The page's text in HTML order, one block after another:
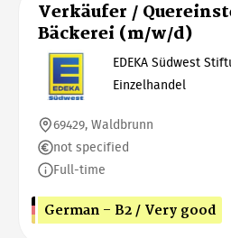
Verkäufer /
Bäckerei (m/w/d)
EDEKA Südwest
Einzelhandel
69429, Waldbrunn
not specified
Full-time
German - B2 / Very good